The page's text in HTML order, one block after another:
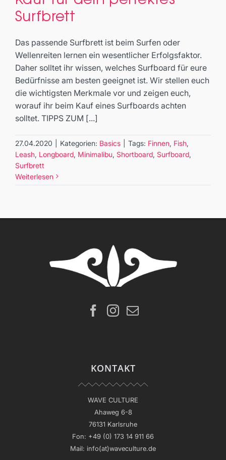
Surfbrett
Das passende Surfbrett ist beim Surfen oder
Wellenreiten lernen ein wesentlicher Erfolgsfaktor.
Daher solltet ihr wissen, welches Surfboard für eure
Bedürfnisse am besten geeignet ist. Wir stellen euch
die wichtigsten Merkmale vor und zeigen euch,
worauf ihr beim Kauf eines Surfboards achten
solltet. TIPPS ZUM [...]
27.04.2020 Kategorien: Basics Tags: Finnen, Fish,
Leash, Longboard, Minimalibu, Shortboard, Surfboard,
Surfbrett
Weiterlesen
KONTAKT
WAVE CULTURE
Ahaweg 6-8
76131 Karlsruhe
Fon: +49 (0) 173 14 911 66
Mail: info(at)waveculture.de